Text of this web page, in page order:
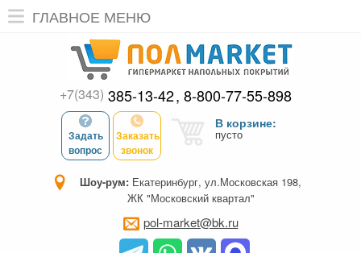
ГЛАВНОЕ МЕНЮ
+7(343) 385-13-42 8-800-77-55-898
Задать
вопрос
Заказать
звонок
В корзине:
пусто
Шоу-рум: Екатеринбург, ул.Московская 198,
ЖК "Московский квартал"
pol-market@bk.ru